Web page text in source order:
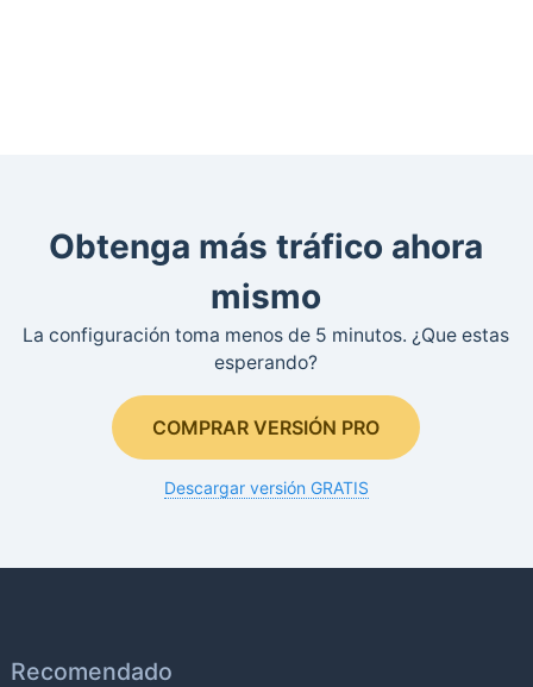
Obtenga más tráfico ahora
mismo
La configuración toma menos de 5 minutos. ¿Que estas
esperando?
COMPRAR VERSIÓN PRO
Descargar versión GRATIS
Recomendado